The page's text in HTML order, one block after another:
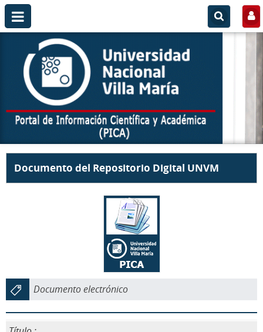
Documento del Repositorio Digital UNVM
Documento electrónico